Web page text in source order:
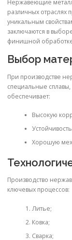
Нержавеющие
различных отраслях
уникальным
заключаются в
финишной
Выбор
При производстве
специальные
обеспечивает:
Высокую
Хорошую
Производство
ключевых процессов:
Литье;
Ковка;
Сварка;